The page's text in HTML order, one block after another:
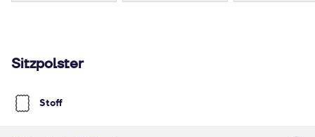
Sitzpolster
Stoff